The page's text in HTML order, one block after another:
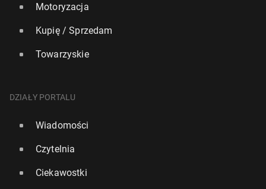
Motoryzacja
Kupię / Sprzedam
Towarzyskie
DZIAŁY PORTALU
Wiadomości
Czytelnia
Ciekawostki